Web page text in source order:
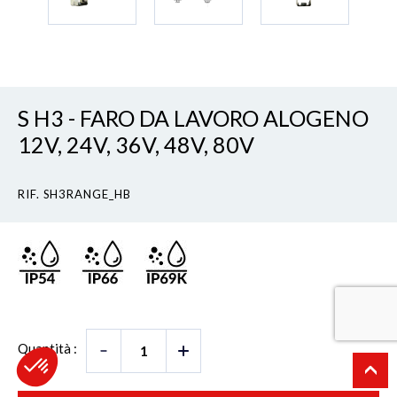
S H3 - FARO DA LAVORO ALOGENO
12V, 24V, 36V, 48V, 80V
RIF. SH3RANGE_HB
Quantità :